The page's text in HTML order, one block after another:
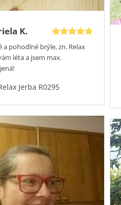
K.
a pohodlné brýle, zn. Relax
léta a jsem max.
Jerba R0295